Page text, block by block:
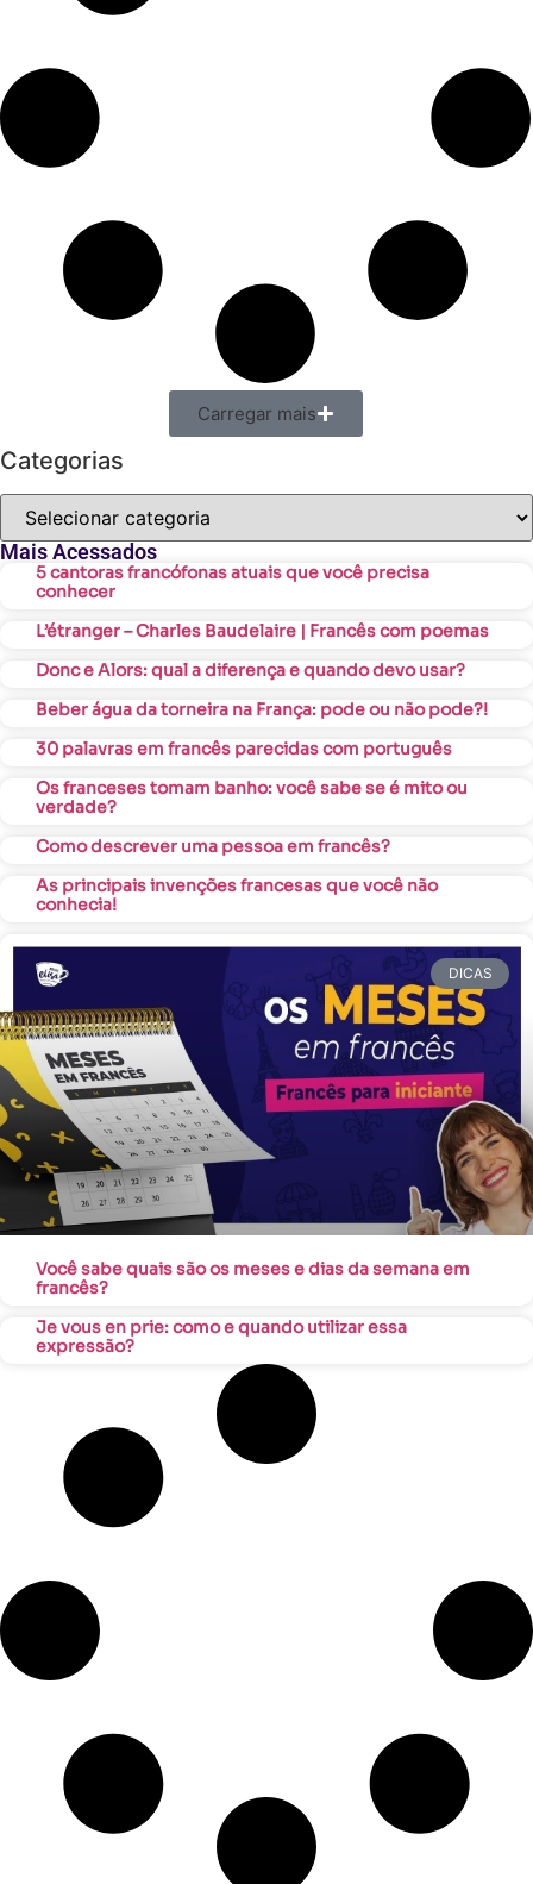
Carregar mais
Categorias
Mais Acessados
5 cantoras francófonas atuais que você precisa
conhecer
L’étranger – Charles Baudelaire | Francês com poemas
Donc e Alors: qual a diferença e quando devo usar?
Beber água da torneira na França: pode ou não pode?!
30 palavras em francês parecidas com português
Os franceses tomam banho: você sabe se é mito ou
verdade?
Como descrever uma pessoa em francês?
As principais invenções francesas que você não
conhecia!
DICAS
Você sabe quais são os meses e dias da semana em
francês?
Je vous en prie: como e quando utilizar essa
expressão?